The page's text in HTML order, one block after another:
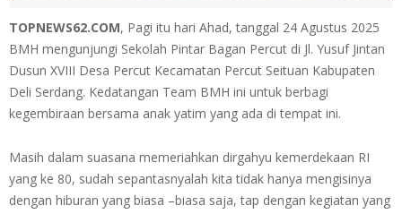
TOPNEWS62.COM, Pagi itu hari Ahad, tanggal 24 Agustus 2025
BMH mengunjungi Sekolah Pintar Bagan Percut di Jl. Yusuf Jintan
Dusun XVIII Desa Percut Kecamatan Percut Seituan Kabupaten
Deli Serdang. Kedatangan Team BMH ini untuk berbagi
kegembiraan bersama anak yatim yang ada di tempat ini.
Masih dalam suasana memeriahkan dirgahyu kemerdekaan RI
yang ke 80, sudah sepantasnyalah kita tidak hanya mengisinya
dengan hiburan yang biasa –biasa saja, tap dengan kegiatan yang